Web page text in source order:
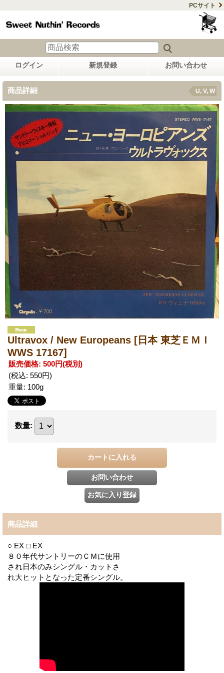
PCサイト
ログイン 新規登録 お問い合わせ
商品詳細 U, V, W
Ultravox / New Europeans [日本 東芝ＥＭＩ
WWS 17167]
販売価格: 500円(税別)
(税込: 550円)
重量: 100g
数量:
商品詳細
○ EX □ EX
８０年代サントリーのＣＭに使用
され日本のみシングル・カットさ
れ大ヒットとなった定番シングル。